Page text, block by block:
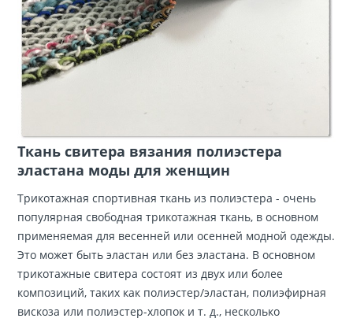
Ткань свитера вязания полиэстера
эластана моды для женщин
Трикотажная спортивная ткань из полиэстера - очень
популярная свободная трикотажная ткань, в основном
применяемая для весенней или осенней модной одежды.
Это может быть эластан или без эластана. В основном
трикотажные свитера состоят из двух или более
композиций, таких как полиэстер/эластан, полиэфирная
вискоза или полиэстер-хлопок и т. д., несколько